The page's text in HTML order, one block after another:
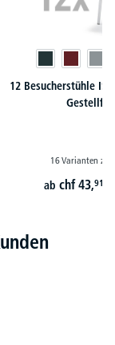
12 Besucherstühle
16 Varianten zur
abchf 43,91